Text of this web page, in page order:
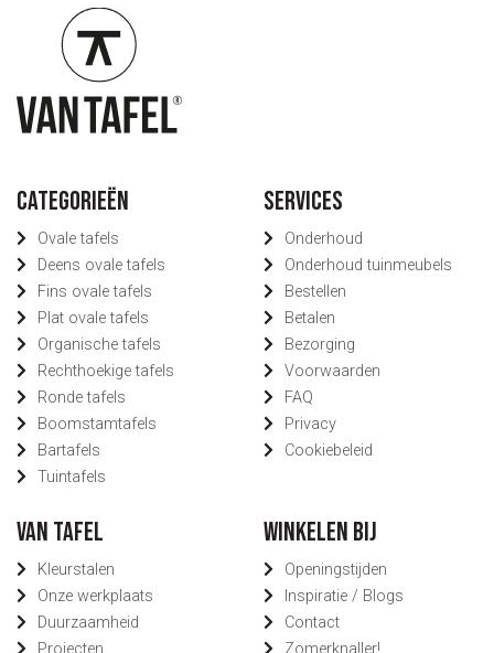
Categorieën
Ovale tafels
Deens ovale tafels
Fins ovale tafels
Plat ovale tafels
Organische tafels
Rechthoekige tafels
Ronde tafels
Boomstamtafels
Bartafels
Tuintafels
Services
Onderhoud
Onderhoud tuinmeubels
Bestellen
Betalen
Bezorging
Voorwaarden
FAQ
Privacy
Cookiebeleid
Van Tafel
Kleurstalen
Onze werkplaats
Duurzaamheid
Projecten
Winkelen bij
Openingstijden
Inspiratie / Blogs
Contact
Zomerknaller!